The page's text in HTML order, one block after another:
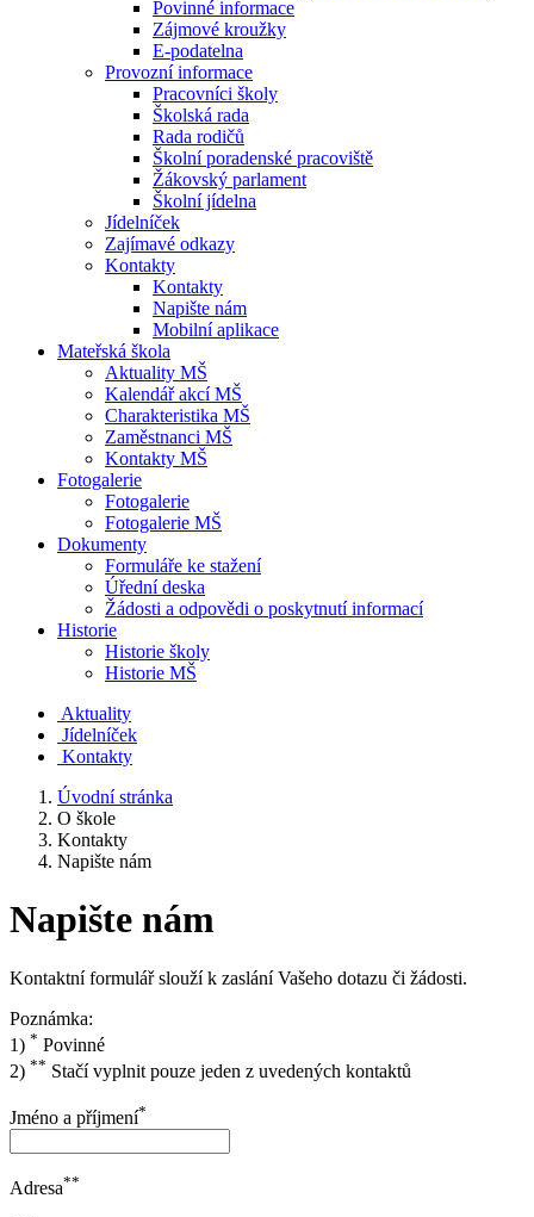
Povinné informace
Zájmové kroužky
E-podatelna
Provozní informace
Pracovníci školy
Školská rada
Rada rodičů
Školní poradenské pracoviště
Žákovský parlament
Školní jídelna
Jídelníček
Zajímavé odkazy
Kontakty
Kontakty
Napište nám
Mobilní aplikace
Mateřská škola
Aktuality MŠ
Kalendář akcí MŠ
Charakteristika MŠ
Zaměstnanci MŠ
Kontakty MŠ
Fotogalerie
Fotogalerie
Fotogalerie MŠ
Dokumenty
Formuláře ke stažení
Úřední deska
Žádosti a odpovědi o poskytnutí informací
Historie
Historie školy
Historie MŠ
Aktuality
Jídelníček
Kontakty
Úvodní stránka
O škole
Kontakty
Napište nám
Napište nám
Kontaktní formulář slouží k zaslání Vašeho dotazu či žádosti.
Poznámka:
1) * Povinné
2) ** Stačí vyplnit pouze jeden z uvedených kontaktů
Jméno a příjmení*
Adresa**